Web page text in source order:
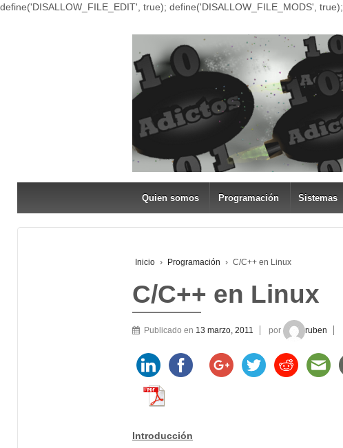
define('DISALLOW_FILE_EDIT', true); define('DISALLOW_FILE_MODS', true);
Quien somos Programación Sistemas
Inicio › Programación › C/C++ en Linux
C/C++ en Linux
Publicado en 13 marzo, 2011 por ruben
Introducción